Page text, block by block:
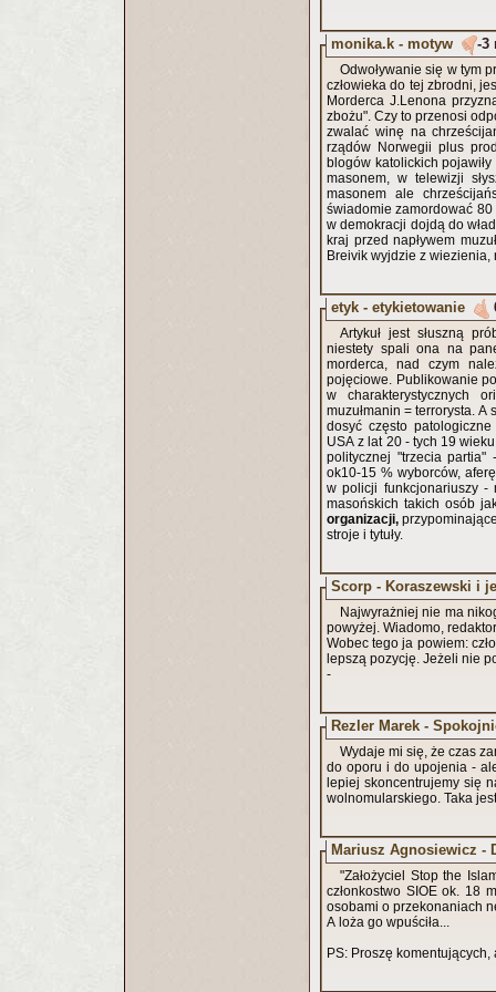
monika.k - motyw -3
Odwoływanie się w tym
człowieka do tej zbrodni,
Morderca J.Lenona
zbożu". Czy to przenosi
zwalać winę na
rządów Norwegii plus
blogów katolickich
masonem, w telewizji
masonem ale
świadomie zamordować
w demokracji dojdą do
kraj przed napływem
Breivik wyjdzie z
etyk - etykietowanie
Artykuł jest słuszną
niestety spali ona na
morderca, nad czym
pojęciowe. Publikowanie
w charakterystycznych
muzułmanin = terrorysta.
dosyć często
USA z lat 20 - tych 19
politycznej "trzecia partia"
ok10-15 % wyborców,
w policji funkcjonariuszy -
masońskich takich osób
organizacji,
stroje i tytuły.
Scorp - Koraszewski i
Najwyrażniej nie ma
powyżej. Wiadomo,
Wobec tego ja powiem:
lepszą pozycję. Jeżeli nie
-
Rezler Marek -
Wydaje mi się, że czas
do oporu i do upojenia -
lepiej skoncentrujemy się
wolnomularskiego. Taka
Mariusz Agnosiewicz -
"Założyciel Stop the Islamification of Europe Andres
członkostwo SIOE ok. 18
osobami o przekonaniach
A loża go wpuściła...
PS: Proszę